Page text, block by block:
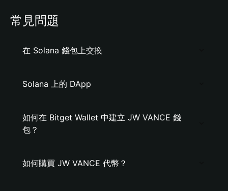
常見問題
在 Solana 錢包上交換
Solana 上的 DApp
如何在 Bitget Wallet 中建立 JW VANCE 錢
包？
如何購買 JW VANCE 代幣？